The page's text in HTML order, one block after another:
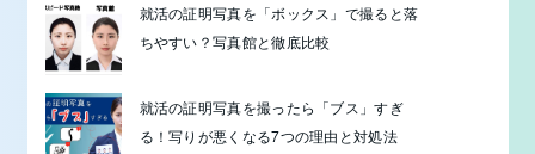
就活の証明写真を「ボックス」で撮ると落
ちやすい？写真館と徹底比較
就活の証明写真を撮ったら「ブス」すぎ
る！写りが悪くなる7つの理由と対処法